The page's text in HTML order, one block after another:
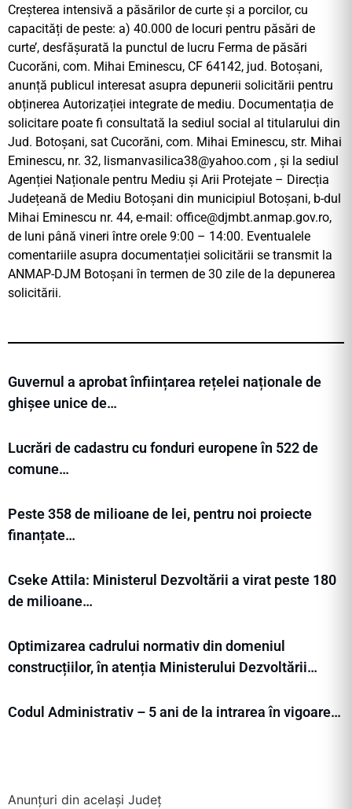
Creșterea intensivă a păsărilor de curte și a porcilor, cu
capacități de peste: a) 40.000 de locuri pentru păsări de
curte’, desfășurată la punctul de lucru Ferma de păsări
Cucorăni, com. Mihai Eminescu, CF 64142, jud. Botoșani,
anunță publicul interesat asupra depunerii solicitării pentru
obținerea Autorizației integrate de mediu. Documentația de
solicitare poate fi consultată la sediul social al titularului din
Jud. Botoșani, sat Cucorăni, com. Mihai Eminescu, str. Mihai
Eminescu, nr. 32, lismanvasilica38@yahoo.com , şi la sediul
Agenției Naționale pentru Mediu și Arii Protejate – Direcția
Județeană de Mediu Botoșani din municipiul Botoșani, b-dul
Mihai Eminescu nr. 44, e-mail: office@djmbt.anmap.gov.ro,
de luni până vineri între orele 9:00 – 14:00. Eventualele
comentariile asupra documentației solicitării se transmit la
ANMAP-DJM Botoșani în termen de 30 zile de la depunerea
solicitării.
Guvernul a aprobat înființarea rețelei naționale de
ghișee unice de…
Lucrări de cadastru cu fonduri europene în 522 de
comune…
Peste 358 de milioane de lei, pentru noi proiecte
finanțate…
Cseke Attila: Ministerul Dezvoltării a virat peste 180
de milioane…
Optimizarea cadrului normativ din domeniul
construcțiilor, în atenția Ministerului Dezvoltării…
Codul Administrativ – 5 ani de la intrarea în vigoare…
Anunțuri din același Județ